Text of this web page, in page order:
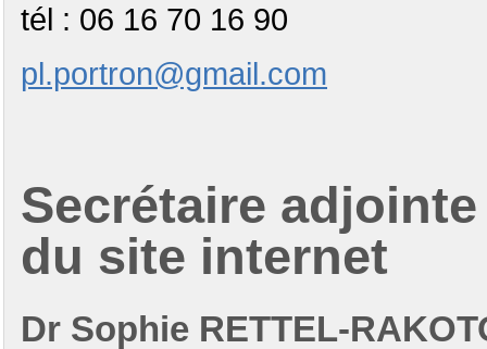
tél : 06 16 70 16 90
pl.portron@gmail.com
Secrétaire
du site internet
Dr Sophie RETTEL-